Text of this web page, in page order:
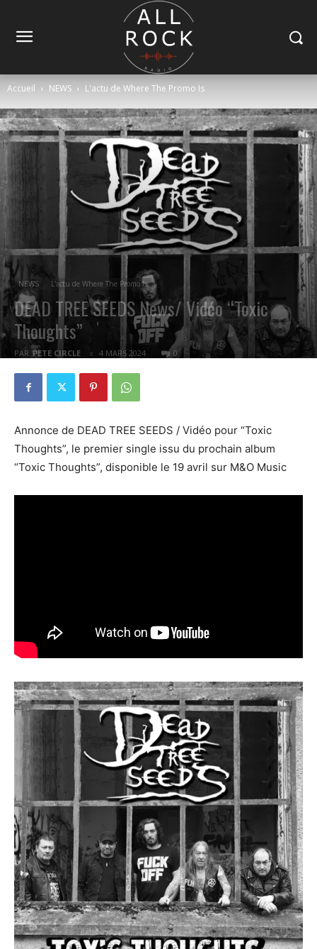
Accueil NEWS L'actu de Where The Promo Is
NEWS L'actu de Where The Promo Is
DEAD TREE SEEDS News/ Vidéo “Toxic
Thoughts”
PAR PETE CIRCLE 4 MARS 2024 0
Annonce de DEAD TREE SEEDS / Vidéo pour “Toxic
Thoughts”, le premier single issu du prochain album
“Toxic Thoughts”, disponible le 19 avril sur M&O Music